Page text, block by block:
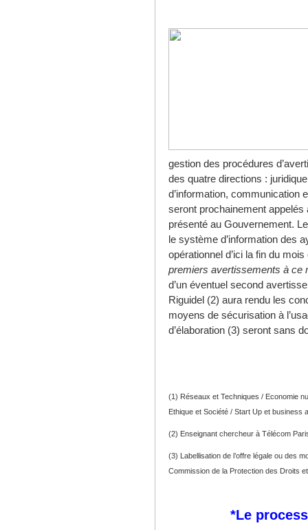
gestion des procédures
des quatre directions :
d’information, communication
seront prochainement
présenté au Gouvernement.
le système d’information des
opérationnel d’ici la fin du
premiers avertissements à ce
d’un éventuel second
Riguidel (2) aura rendu les
moyens de sécurisation à
d’élaboration (3) seront sans
(1) Réseaux et Techniques / Economie
Ethique et Société / Start Up et business
(2) Enseignant chercheur à Télécom
(3) Labellisation de l’offre légale ou des
Commission de la Protection des Droits
*Le